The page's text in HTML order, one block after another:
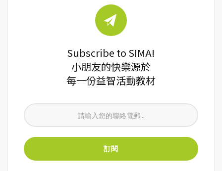
Subscribe to SIMA!
小朋友的快樂源於
每一份益智活動教材